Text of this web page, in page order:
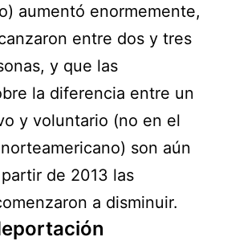
aumentó enormemente,
entre dos y tres
y que las
la diferencia entre un
y voluntario (no en el
son aún
de 2013 las
a disminuir.